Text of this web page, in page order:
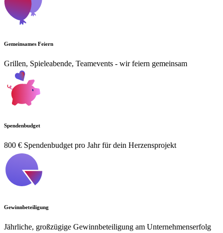
Gemeinsames Feiern
Grillen, Spieleabende, Teamevents - wir feiern gemeinsam
Spendenbudget
800 € Spendenbudget pro Jahr für dein Herzensprojekt
Gewinnbeteiligung
Jährliche, großzügige Gewinnbeteiligung am Unternehmenserfolg